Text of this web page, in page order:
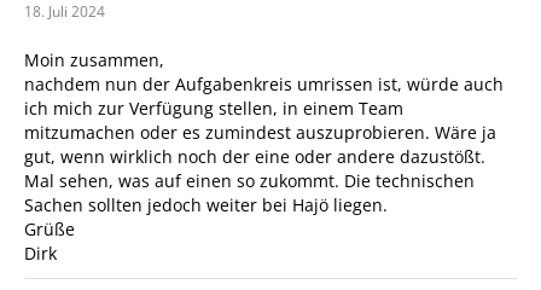
18. Juli 2024
Moin zusammen,
nachdem nun der Aufgabenkreis umrissen ist, würde auch
ich mich zur Verfügung stellen, in einem Team
mitzumachen oder es zumindest auszuprobieren. Wäre ja
gut, wenn wirklich noch der eine oder andere dazustößt.
Mal sehen, was auf einen so zukommt. Die technischen
Sachen sollten jedoch weiter bei Hajö liegen.
Grüße
Dirk